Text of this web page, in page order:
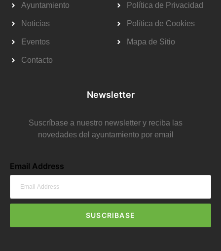
Ayuntamiento
Noticias
Eventos
Contacto
Política de Privacidad
Política de Cookies
Mapa de Sitio
Newsletter
Suscríbase a nuestro newsletter y reciba las
novedades del ayuntamiento por email
Email Address
SUSCRIBASE